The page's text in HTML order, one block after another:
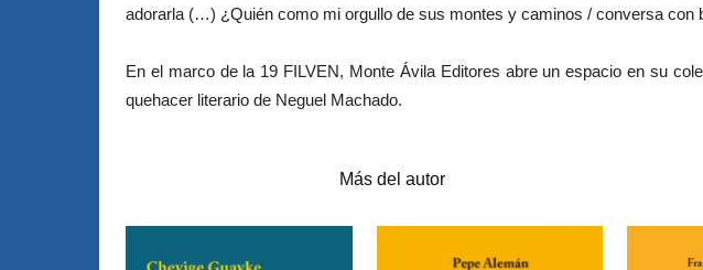
adorarla (…) ¿Quién como mi orgullo de sus montes y caminos / conversa con
En el marco de la 19 FILVEN, Monte Ávila Editores abre un espacio en su
quehacer literario de Neguel Machado.
Más del autor